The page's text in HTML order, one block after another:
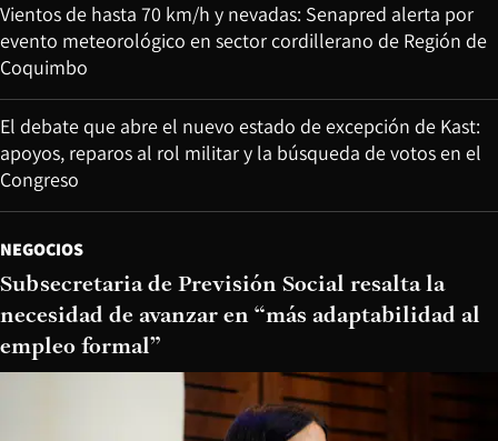
Vientos de hasta 70 km/h y nevadas: Senapred alerta por
evento meteorológico en sector cordillerano de Región de
Coquimbo
El debate que abre el nuevo estado de excepción de Kast:
apoyos, reparos al rol militar y la búsqueda de votos en el
Congreso
NEGOCIOS
Subsecretaria de Previsión Social resalta la
necesidad de avanzar en “más adaptabilidad al
empleo formal”